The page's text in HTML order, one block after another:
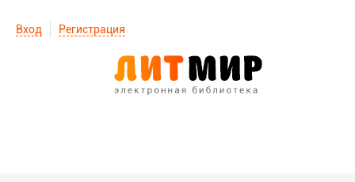
Вход Регистрация